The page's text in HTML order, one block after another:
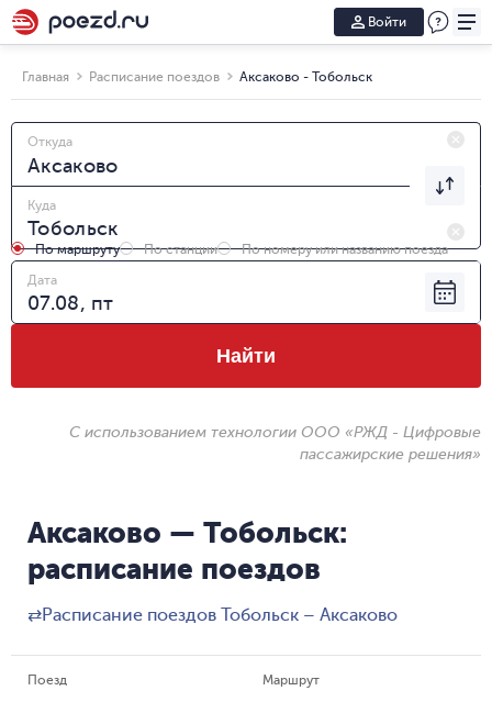
Войти
Главная Расписание поездов Аксаково - Тобольск
Откуда
Куда
По маршруту По станции
По номеру или названию поезда
Дата
Найти
С использованием технологии ООО «РЖД - Цифровые
пассажирские решения»
Аксаково — Тобольск:
расписание поездов
⇄Расписание поездов Тобольск – Аксаково
Поезд Маршрут